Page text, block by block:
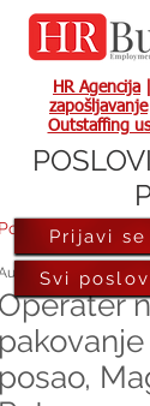
HR Agencija
zapošljavanje
Outstaffing
8, 2023
Prijavi se
Svi